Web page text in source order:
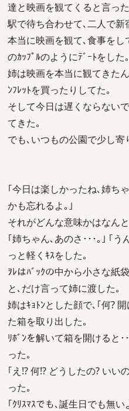
達と映画を観てくると言っ
駅で待ち合わせて､二人で新
本当に映画を観て､食事をし
のｶｯﾌﾟﾙのようにﾃﾞｰﾄをした｡
姉は映画を本当に観てきた
ﾝﾌﾚｯﾄを買ったりしてた｡
そして今日は遅くならない
てきた｡
でも､いつもの公園で少し寄
｢今日は楽しかったね､姉ち
かも忘れるよ｡｣
それがどんな意味かはなん
｢姉ちゃん､あのさ･･･｡｣ ｢う
っと軽くｷｽをした｡
ｦﾚはﾊﾞｯｸの中から小さな紙
と､だけ言って姉に渡した｡
姉はｷｮﾄﾝとした顔で､｢何?
た箱を取り出した｡
ﾘﾎﾞﾝを解いて箱を開けると
った｡
｢え!? 何!? どうしたの? いい
った｡
｢ｸﾘｽﾏｽでも､誕生日でも無